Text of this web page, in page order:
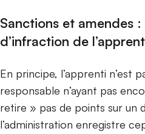
Sanctions et amendes
d’infraction de
En principe, l’apprenti n’est
responsable n’ayant pas
retire » pas de points sur un
l’administration enregistre